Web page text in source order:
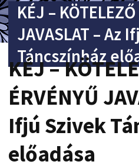
KÉJ –
JAVASLAT – Az
Táncszínház
KÉJ –
ÉRVÉNYŰ
Ifjú Szivek
előadása